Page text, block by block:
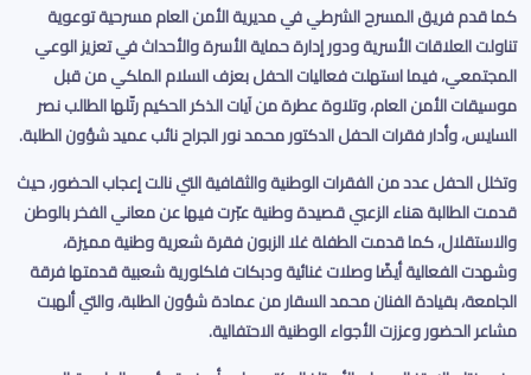
كما قدم فريق المسرح الشرطي في مديرية الأمن العام مسرحية توعوية
تناولت العلاقات الأسرية ودور إدارة حماية الأسرة والأحداث في تعزيز الوعي
المجتمعي، فيما استهلت فعاليات الحفل بعزف السلام الملكي من قبل
موسيقات الأمن العام، وتلاوة عطرة من آيات الذكر الحكيم رتّلها الطالب نصر
السايس، وأدار فقرات الحفل الدكتور محمد نور الجراح نائب عميد شؤون الطلبة.
وتخلل الحفل عدد من الفقرات الوطنية والثقافية التي نالت إعجاب الحضور، حيث
قدمت الطالبة هناء الزعبي قصيدة وطنية عبّرت فيها عن معاني الفخر بالوطن
والاستقلال، كما قدمت الطفلة غلا الزبون فقرة شعرية وطنية مميزة،
وشهدت الفعالية أيضًا وصلات غنائية ودبكات فلكلورية شعبية قدمتها فرقة
الجامعة، بقيادة الفنان محمد السقار من عمادة شؤون الطلبة، والتي ألهبت
مشاعر الحضور وعززت الأجواء الوطنية الاحتفالية.